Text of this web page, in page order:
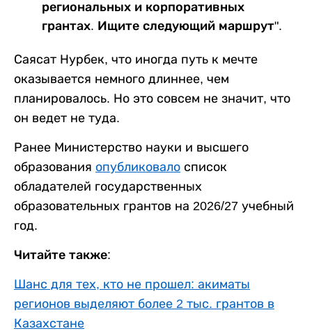
региональных и корпоративных
грантах. Ищите следующий маршрут".
Саясат Нурбек, что иногда путь к мечте
оказывается немного длиннее, чем
планировалось. Но это совсем не значит, что
он ведет не туда.
Ранее Министерство науки и высшего
образования опубликовало список
обладателей государственных
образовательных грантов на 2026/27 учебный
год.
Читайте также:
Шанс для тех, кто не прошел: акиматы
регионов выделяют более 2 тыс. грантов в
Казахстане